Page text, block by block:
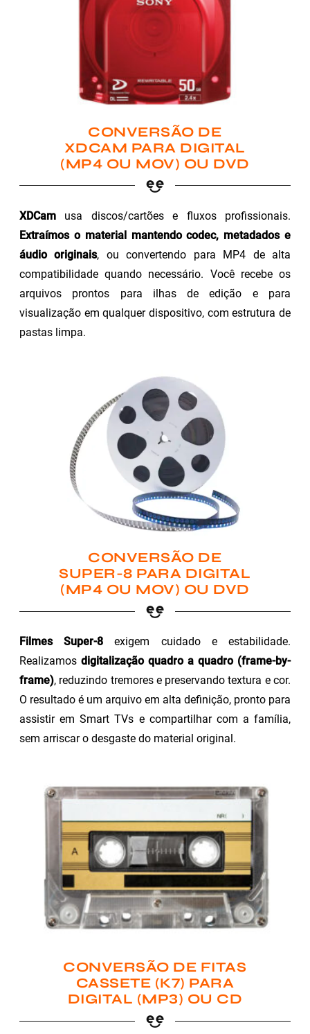
CONVERSÃO DE
XDCAM PARA DIGITAL
(MP4 OU MOV) OU DVD
XDCam usa discos/cartões e fluxos profissionais.
Extraímos o material mantendo codec, metadados e
áudio originais, ou convertendo para MP4 de alta
compatibilidade quando necessário. Você recebe os
arquivos prontos para ilhas de edição e para
visualização em qualquer dispositivo, com estrutura de
pastas limpa.
CONVERSÃO DE
SUPER-8 PARA DIGITAL
(MP4 OU MOV) OU DVD
Filmes Super-8 exigem cuidado e estabilidade.
Realizamos digitalização quadro a quadro (frame-by-
frame), reduzindo tremores e preservando textura e cor.
O resultado é um arquivo em alta definição, pronto para
assistir em Smart TVs e compartilhar com a família,
sem arriscar o desgaste do material original.
CONVERSÃO DE FITAS
CASSETE (K7) PARA
DIGITAL (MP3) OU CD